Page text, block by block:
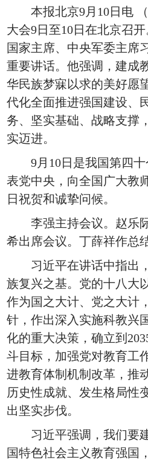
本报北京9月10日电 （
大会9日至10日在北京召开
国家主席、中央军委主席
重要讲话。他强调，建成
华民族梦寐以求的美好愿
代化全面推进强国建设、
务、坚实基础、战略支撑
实迈进。
9月10日是我国第四十
表党中央，向全国广大教
日祝贺和诚挚问候。
李强主持会议。赵乐
希出席会议。丁薛祥作总
习近平在讲话中指出，
族复兴之基。党的十八大
作为国之大计、党之大计
针，作出深入实施科教兴
化的重大决策，确立到
斗目标，加强党对教育工
进教育体制机制改革，推
历史性成就、发生格局性
出坚实步伐。
习近平强调，我们要建
国特色社会主义教育强国